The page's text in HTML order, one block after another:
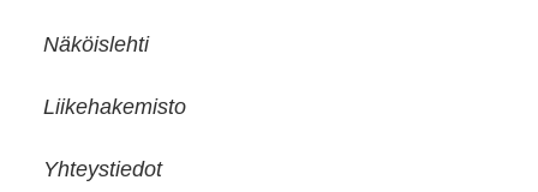
Näköislehti
Liikehakemisto
Yhteystiedot